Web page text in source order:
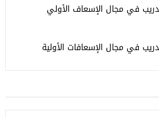
في مجال الإسعاف الأولي
في مجال الإسعافات الأولية